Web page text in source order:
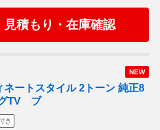
見積もり・在庫確認
NEW
ートスタイル 2トーン 純正8
TV ブ
き